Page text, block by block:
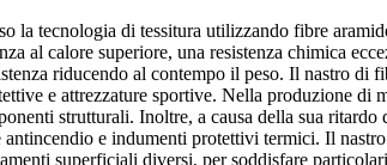
la tecnologia di tessitura utilizzando fibre
al calore superiore, una resistenza chimica
riducendo al contempo il peso. Il nastro
e attrezzature sportive. Nella produzione
strutturali. Inoltre, a causa della sua
e indumenti protettivi termici. Il
superficiali diversi, per soddisfare